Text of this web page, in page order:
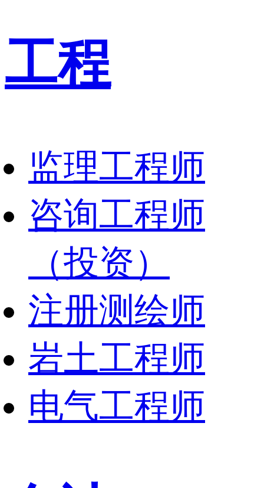
工程
监理工程师
咨询工程师
（投资）
注册测绘师
岩土工程师
电气工程师